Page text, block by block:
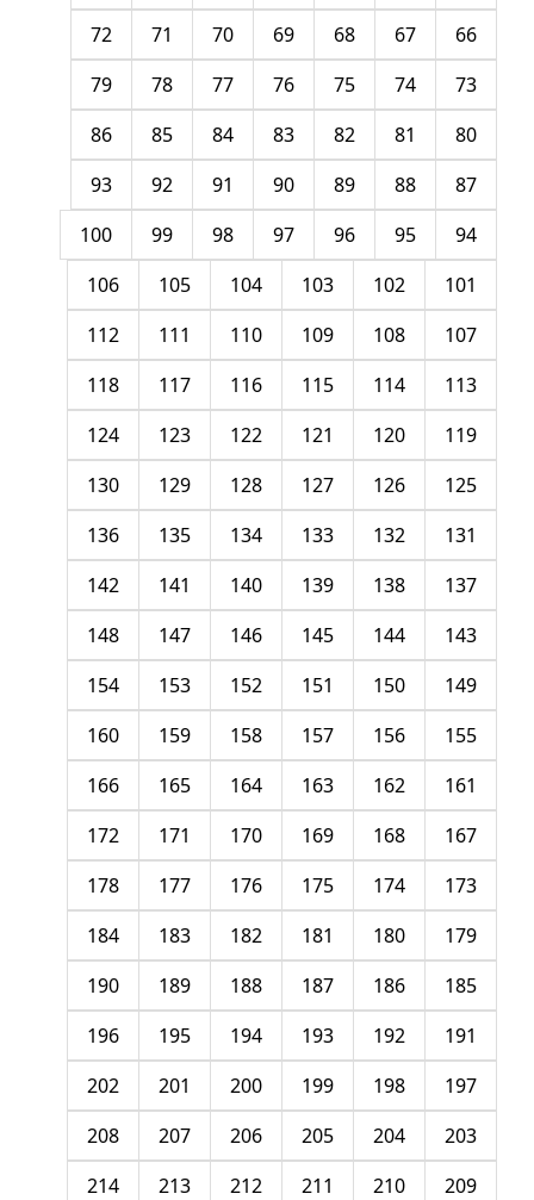
66
67
68
69
70
71
72
73
74
75
76
77
78
79
80
81
82
83
84
85
86
87
88
89
90
91
92
93
94
95
96
97
98
99
100
101
102
103
104
105
106
107
108
109
110
111
112
113
114
115
116
117
118
119
120
121
122
123
124
125
126
127
128
129
130
131
132
133
134
135
136
137
138
139
140
141
142
143
144
145
146
147
148
149
150
151
152
153
154
155
156
157
158
159
160
161
162
163
164
165
166
167
168
169
170
171
172
173
174
175
176
177
178
179
180
181
182
183
184
185
186
187
188
189
190
191
192
193
194
195
196
197
198
199
200
201
202
203
204
205
206
207
208
209
210
211
212
213
214